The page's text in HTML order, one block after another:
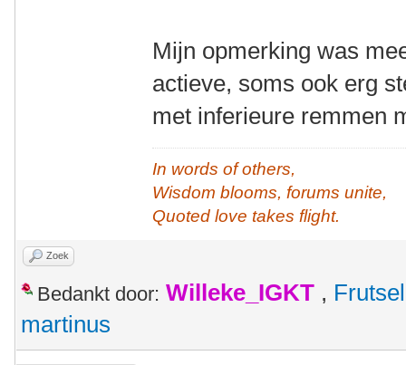
Mijn opmerking was
actieve, soms ook erg
met inferieure remmen
In words of others,
Wisdom blooms, forums unite,
Quoted love takes flight.
Zoek
Bedankt door: Willeke_IGKT , Frutsel
martinus